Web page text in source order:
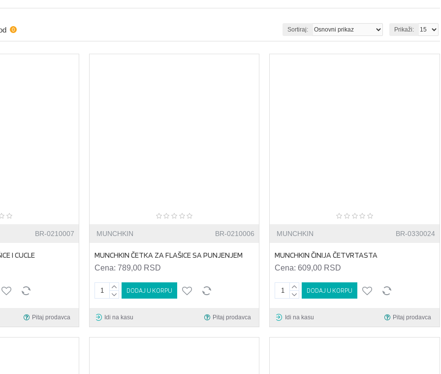
0 Sortiraj: Prikaži:
BR-0210007
I CUCLE
Pitaj prodavca
MUNCHKIN BR-0210006
MUNCHKIN ČETKA ZA FLAŠICE SA PUNJENJEM
Cena: 789,00 RSD
DODAJ U KORPU
Idi na kasu Pitaj prodavca
MUNCHKIN BR-0330024
MUNCHKIN ČINIJA ČETVRTASTA
Cena:609,00 RSD
DODAJ U KORPU
Idi na kasu Pitaj prodavca